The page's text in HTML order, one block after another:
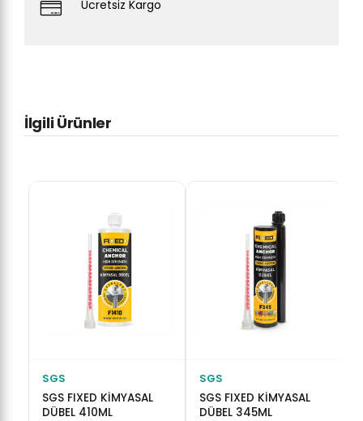
Ücretsiz Kargo
İlgili Ürünler
SGS
SGS FIXED KİMYASAL
DÜBEL 410ML
SGS
SGS FIXED KİMYASAL
DÜBEL 345ML